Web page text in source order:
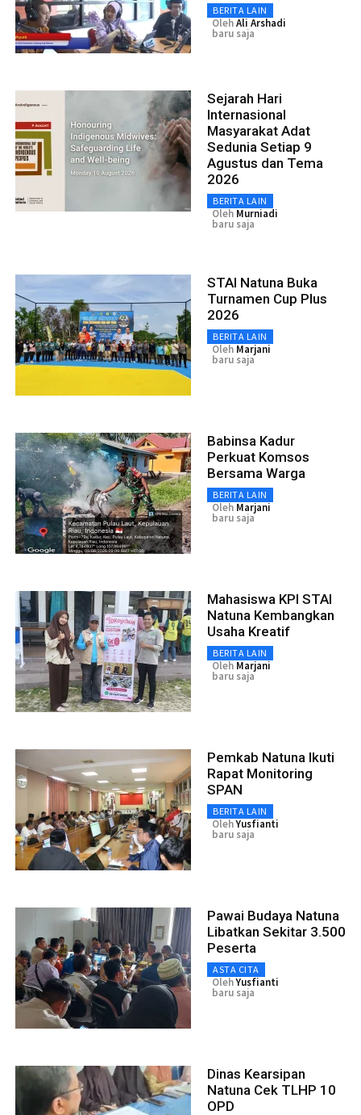
BERITA LAIN
OlehAli Arshadi
baru saja
Sejarah Hari
Internasional
Masyarakat Adat
Sedunia Setiap 9
Agustus dan Tema
2026
BERITA LAIN
Oleh Murniadi
baru saja
STAI Natuna Buka
Turnamen Cup Plus
2026
BERITA LAIN
Oleh Marjani
baru saja
Babinsa Kadur
Perkuat Komsos
Bersama Warga
BERITA LAIN
Oleh Marjani
baru saja
Mahasiswa KPI STAI
Natuna Kembangkan
Usaha Kreatif
BERITA LAIN
Oleh Marjani
baru saja
Pemkab Natuna Ikuti
Rapat Monitoring
SPAN
BERITA LAIN
OlehYusfianti
baru saja
Pawai Budaya Natuna
Libatkan Sekitar 3.500
Peserta
ASTA CITA
OlehYusfianti
baru saja
Dinas Kearsipan
Natuna Cek TLHP 10
OPD